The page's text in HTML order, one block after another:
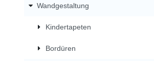
Wandgestaltung
Kindertapeten
Bordüren